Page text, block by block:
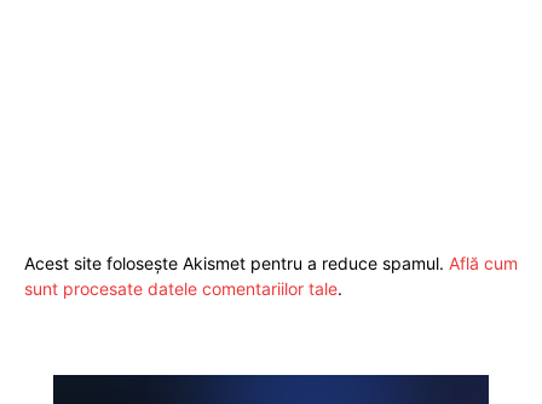
Acest site folosește Akismet pentru a reduce spamul. Află cum
sunt procesate datele comentariilor tale.